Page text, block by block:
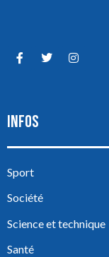
INFOS
Sport
Société
Science et technique
Santé